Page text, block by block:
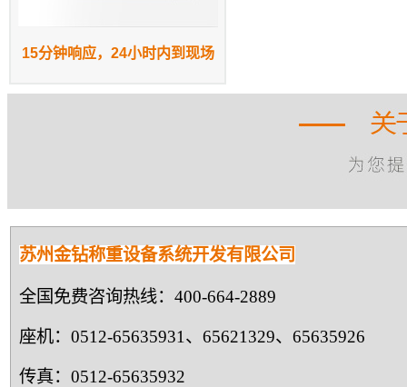
15分钟响应，24小时内到现场
苏州金钻称重设备系统开发有限公司
全国免费咨询热线：400-664-2889
座机：0512-65635931、65621329、65635926
传真：0512-65635932